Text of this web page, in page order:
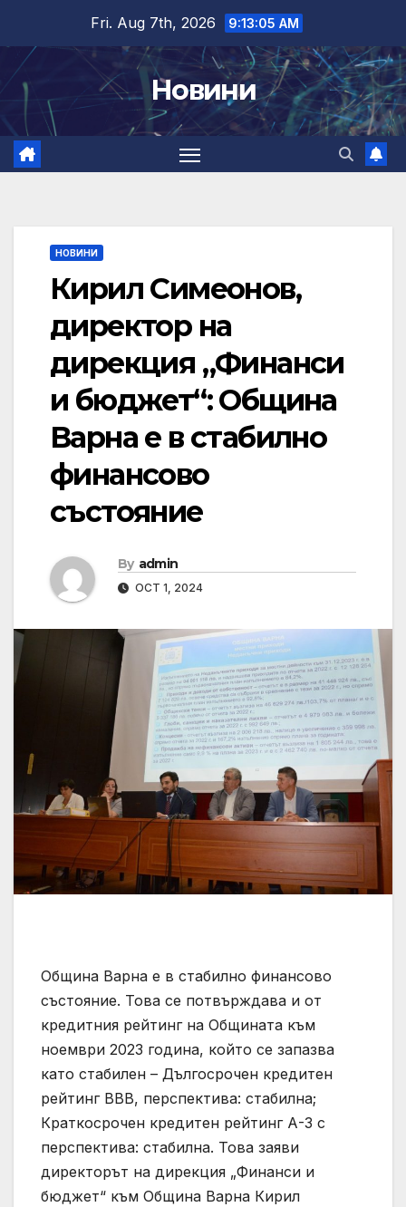
content
Fri. Aug 7th, 2026 9:13:06 AM
Новини
НОВИНИ
Кирил Симеонов,
директор на
дирекция „Финанси
и бюджет“: Община
Варна е в стабилно
финансово
състояние
By admin
OCT 1, 2024
Община Варна е в стабилно финансово
състояние. Това се потвърждава и от
кредитния рейтинг на Общината към
ноември 2023 година, който се запазва
като стабилен – Дългосрочен кредитен
рейтинг ВВВ, перспектива: стабилна;
Краткосрочен кредитен рейтинг А-3 с
перспектива: стабилна. Това заяви
директорът на дирекция „Финанси и
бюджет“ към Община Варна Кирил